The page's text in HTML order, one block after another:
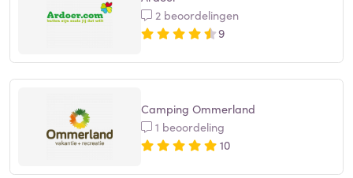
2 beoordelingen
9
Camping Ommerland
1 beoordeling
10